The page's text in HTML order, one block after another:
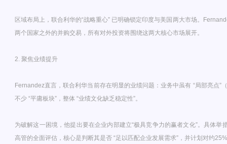
区域布局上，联合利华的“战略重心” 已明确锁定印度与美国两大市场。
两个国家之外的并购交易，所有对外投资将围绕这两大核心市场展开。
2. 聚焦业绩提升
Fernandez直言，联合利华当前存在明显的业绩问题：业务中虽有 “局部亮点”
不少 “平庸板块”，整体 “业绩文化缺乏稳定性”。
为破解这一困境，他提出要在企业内部建立“极具竞争力的赢者文化”。具体举
高管的全面评估，核心是判断其是否 “足以匹配企业发展需求”，并计划对约